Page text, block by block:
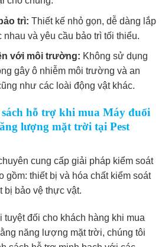
trì: Thiết kế nhỏ gọn, dễ dàng lắp
và yêu cầu bảo trì tối thiểu.
với môi trường: Không sử dụng
gây ô nhiễm môi trường và an
như các loài động vật khác.
hỗ trợ khi mua Máy đuổi
lượng mặt trời tại Pest
cung cấp giải pháp kiểm soát
gồm: thiết bị và hóa chất kiểm soát
bị bảo vệ thực vật.
đối cho khách hàng khi mua
năng lượng mặt trời, chúng tôi